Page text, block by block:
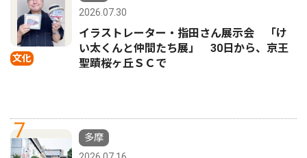
文化
2026.07.30
イラストレーター・指田さん展示会 「け
い太くんと仲間たち展」 30日から、京王
聖蹟桜ヶ丘ＳＣで
7
多摩